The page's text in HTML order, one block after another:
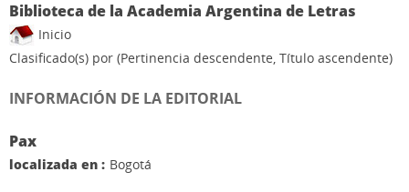
Biblioteca de la Academia Argentina de Letras
Inicio
Clasificado(s) por (Pertinencia descendente, Título ascendente)
INFORMACIÓN DE LA EDITORIAL
Pax
localizada en : Bogotá